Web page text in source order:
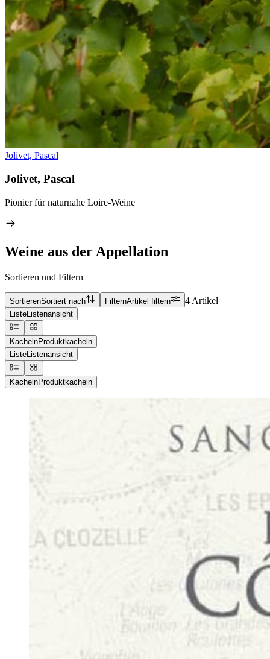
Jolivet, Pascal
Jolivet, Pascal
Pionier für naturnahe Loire-Weine
Weine aus der Appellation
Sortieren und Filtern
SortierenSortiert nach FilternArtikel filtern 4 Artikel
ListeListenansicht
KachelnProduktkacheln
ListeListenansicht
KachelnProduktkacheln